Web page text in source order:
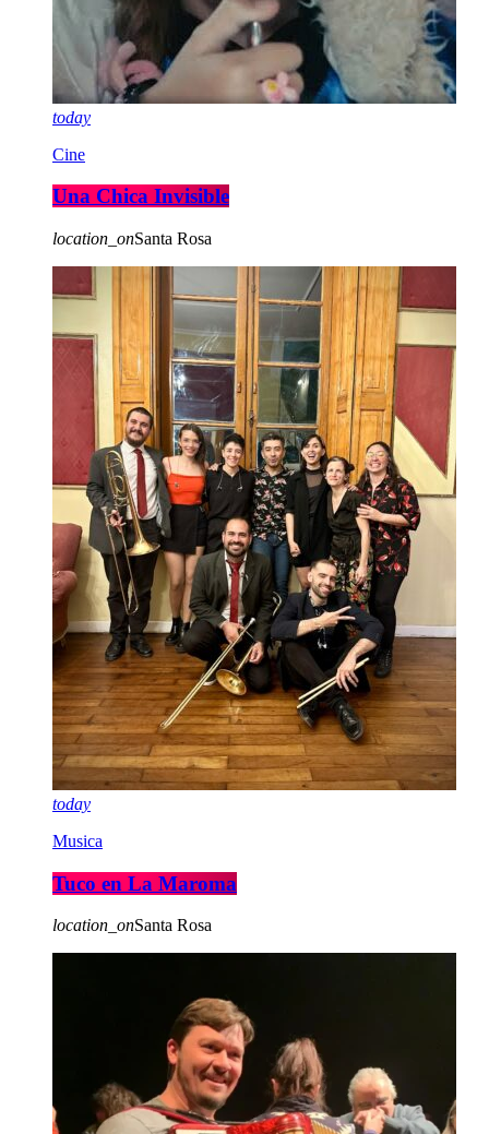
today
Cine
Una Chica Invisible
location_onSanta Rosa
today
Musica
Tuco en La Maroma
location_onSanta Rosa